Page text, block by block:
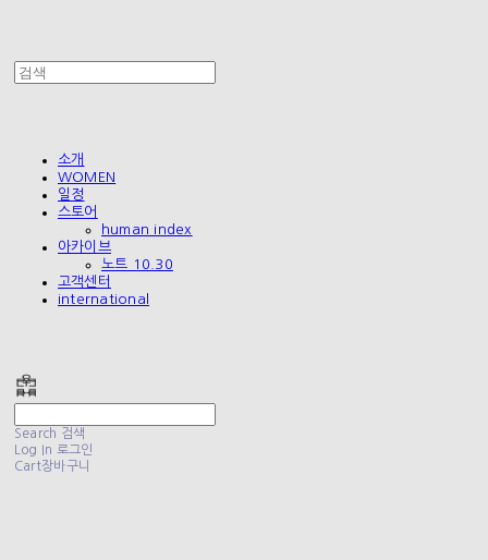
소개
WOMEN
일정
스토어
human index
아카이브
노트 10.30
고객센터
international
Search 검색
Log In 로그인
Cart장바구니